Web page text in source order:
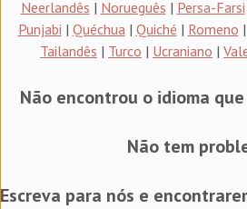
Neerlandês | Norueguês | Persa-Farsi
Punjabi | Quéchua| Quiché | Romeno |
Tailandês | Turco | Ucraniano |
Não encontrou o idioma
Não tem
Escreva para nós e